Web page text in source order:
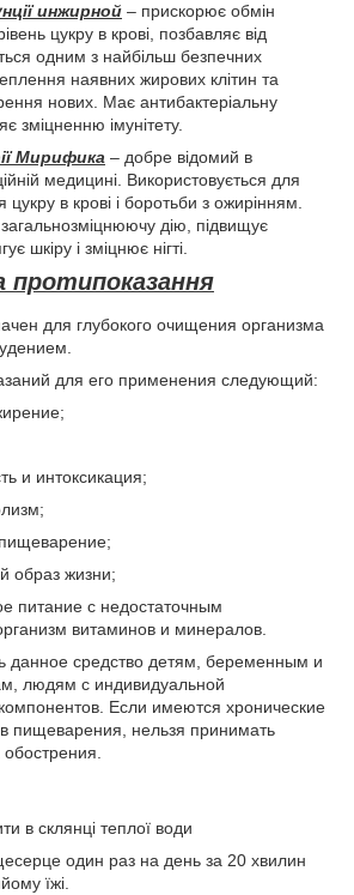
инжирной – прискорює обмін
цукру в крові, позбавляє від
одним з найбільш безпечних
наявних жирових клітин та
нових. Має антибактеріальну
зміцненню імунітету.
Мирифика – добре відомий в
медицині. Використовується для
цукру в крові і боротьби з ожирінням.
дію, підвищує
шкіру і зміцнює нігті.
протипоказання
для глубокого очищения организма
для его применения следующий:
и интоксикация;
образ жизни;
питание с недостаточным
витаминов и минералов.
данное средство детям, беременным и
людям с индивидуальной
Если имеются хронические
пищеварения, нельзя принимать
в склянці теплої води
один раз на день за 20 хвилин
їжі.